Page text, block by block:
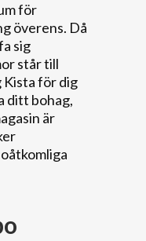
för
överens. Då
sig
står till
Kista för dig
ditt bohag,
är